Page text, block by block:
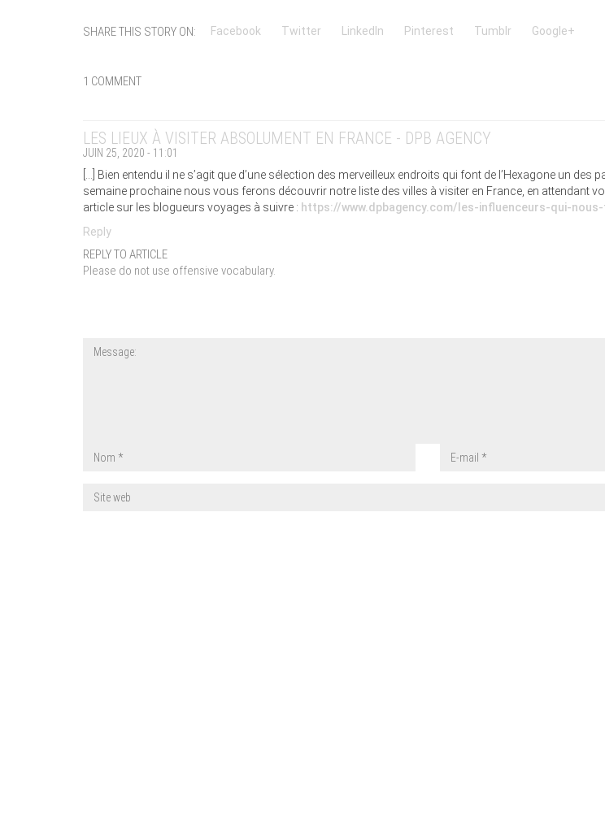
SHARE THIS STORY ON: Facebook Twitter LinkedIn Pinterest Tumblr Google+
1 COMMENT
LES LIEUX À VISITER ABSOLUMENT EN FRANCE - DPB AGENCY
JUIN 25, 2020 - 11:01
[…] Bien entendu il ne s’agit que d’une sélection des merveilleux endroits qui font de l’Hexagone un des
semaine prochaine nous vous ferons découvrir notre liste des villes à visiter en France, en attendant
article sur les blogueurs voyages à suivre : https://www.dpbagency.com/les-influenceurs-qui-
Reply
REPLY TO ARTICLE
Please do not use offensive vocabulary.